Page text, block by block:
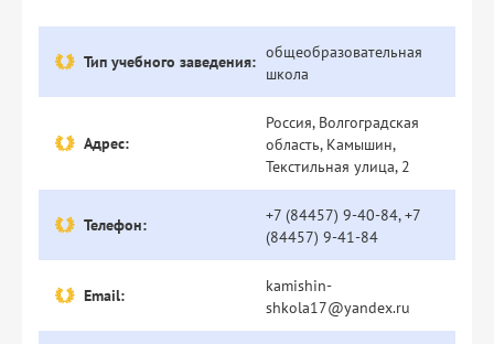
Тип учебного заведения: общеобразовательная
школа
Адрес:
Россия, Волгоградская
область, Камышин,
Текстильная улица, 2
Телефон:
+7 (84457) 9-40-84, +7
(84457) 9-41-84
Email:
kamishin-
shkola17@yandex.ru